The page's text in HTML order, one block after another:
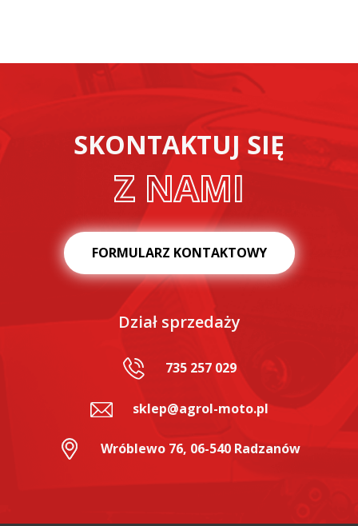
SKONTAKTUJ SIĘ
Z NAMI
FORMULARZ KONTAKTOWY
Dział sprzedaży
735 257 029
sklep@agrol-moto.pl
Wróblewo 76, 06-540 Radzanów